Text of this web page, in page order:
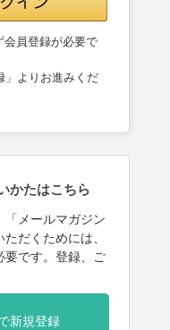
員登録が必要で
」よりお進みくだ
かたはこちら
「メールマガジン
だくためには、
要です。登録、ご
新規登録